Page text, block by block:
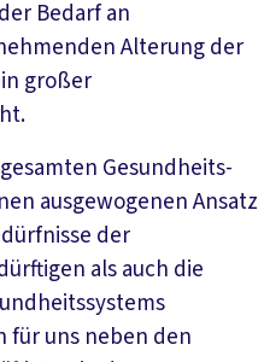
Bedarf an
Alterung der
großer
Gesundheits-
ausgewogenen Ansatz
der
als auch die
für uns neben den